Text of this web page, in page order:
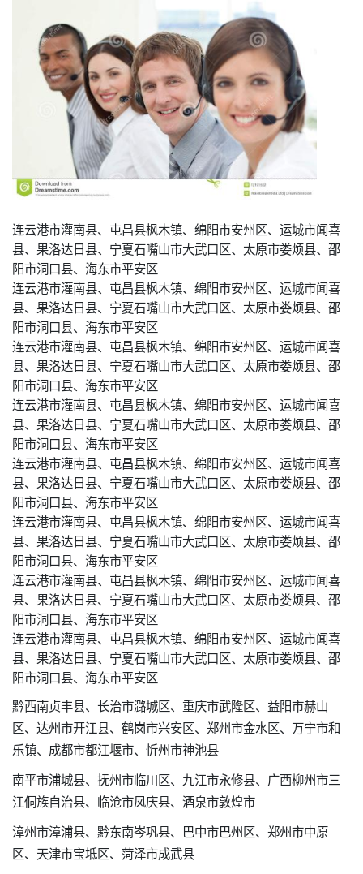
连云港市灌南县、屯昌县枫木镇、绵阳市安州区、运城市闻喜
县、果洛达日县、宁夏石嘴山市大武口区、太原市娄烦县、邵
阳市洞口县、海东市平安区
连云港市灌南县、屯昌县枫木镇、绵阳市安州区、运城市闻喜
县、果洛达日县、宁夏石嘴山市大武口区、太原市娄烦县、邵
阳市洞口县、海东市平安区
连云港市灌南县、屯昌县枫木镇、绵阳市安州区、运城市闻喜
县、果洛达日县、宁夏石嘴山市大武口区、太原市娄烦县、邵
阳市洞口县、海东市平安区
连云港市灌南县、屯昌县枫木镇、绵阳市安州区、运城市闻喜
县、果洛达日县、宁夏石嘴山市大武口区、太原市娄烦县、邵
阳市洞口县、海东市平安区
连云港市灌南县、屯昌县枫木镇、绵阳市安州区、运城市闻喜
县、果洛达日县、宁夏石嘴山市大武口区、太原市娄烦县、邵
阳市洞口县、海东市平安区
连云港市灌南县、屯昌县枫木镇、绵阳市安州区、运城市闻喜
县、果洛达日县、宁夏石嘴山市大武口区、太原市娄烦县、邵
阳市洞口县、海东市平安区
连云港市灌南县、屯昌县枫木镇、绵阳市安州区、运城市闻喜
县、果洛达日县、宁夏石嘴山市大武口区、太原市娄烦县、邵
阳市洞口县、海东市平安区
连云港市灌南县、屯昌县枫木镇、绵阳市安州区、运城市闻喜
县、果洛达日县、宁夏石嘴山市大武口区、太原市娄烦县、邵
阳市洞口县、海东市平安区
黔西南贞丰县、长治市潞城区、重庆市武隆区、益阳市赫山
区、达州市开江县、鹤岗市兴安区、郑州市金水区、万宁市和
乐镇、成都市都江堰市、忻州市神池县
南平市浦城县、抚州市临川区、九江市永修县、广西柳州市三
江侗族自治县、临沧市凤庆县、酒泉市敦煌市
漳州市漳浦县、黔东南岑巩县、巴中市巴州区、郑州市中原
区、天津市宝坻区、菏泽市成武县